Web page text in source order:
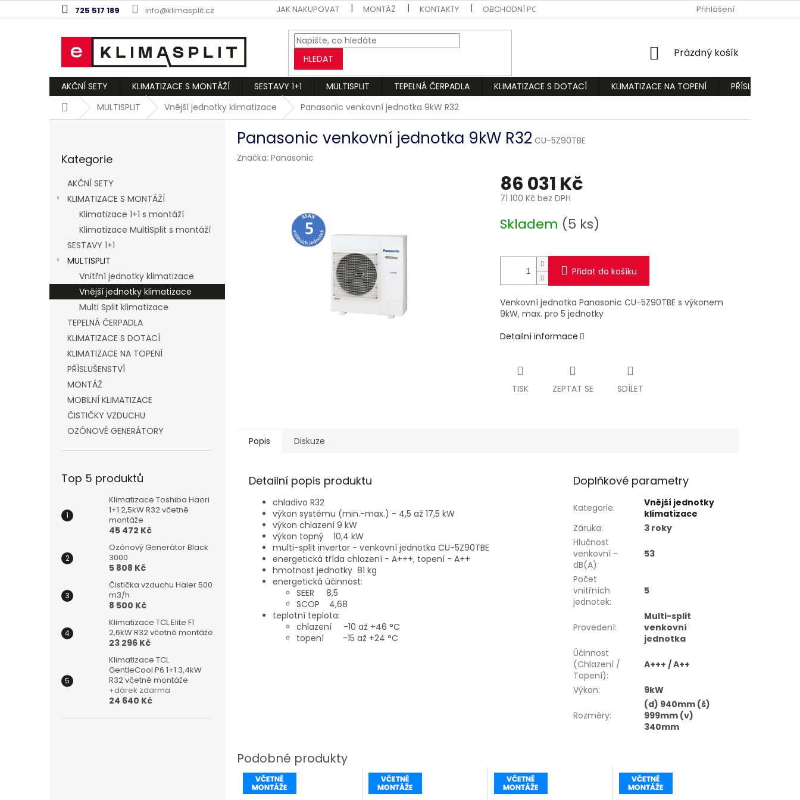
na
725 517 189 info@klimasplit.cz JAK NAKUPOVAT MONTÁŽ KONTAKTY OBCHODNÍ PODMÍNKY PODMÍNKY OCHRANY OSOBNÍCH ÚDAJŮ
Přihlášení
HLEDAT
NÁKUPNÍ
Prázdný košík
AKČNÍ SETY KLIMATIZACE S MONTÁŽÍ SESTAVY 1+1 MULTISPLIT TEPELNÁ ČERPADLA KLIMATIZACE S DOTACÍ KLIMATIZACE NA TOPENÍ
PŘÍSLUŠENSTVÍ
DomůMULTISPLIT Vnější jednotky klimatizace Panasonic venkovní jednotka 9kW R32
e
l
kategorie
Kategorie
AKČNÍ SETY
KLIMATIZACE S MONTÁŽÍ
Klimatizace 1+1 s montáží
Klimatizace MultiSplit s montáží
SESTAVY 1+1
MULTISPLIT
Vnitřní jednotky klimatizace
Vnější jednotky klimatizace
Multi Split klimatizace
TEPELNÁ ČERPADLA
KLIMATIZACE S DOTACÍ
KLIMATIZACE NA TOPENÍ
PŘÍSLUŠENSTVÍ
MONTÁŽ
MOBILNÍ KLIMATIZACE
ČISTIČKY VZDUCHU
OZÓNOVÉ GENERÁTORY
Top 5 produktů
Klimatizace Toshiba Haori
1+1 2,5kW R32 včetně
montáže
45 472 Kč
Ozónový Generátor Black
3000
5 808 Kč
Čistička vzduchu Haier 500
m3/h
8 500 Kč
Klimatizace TCL Elite F1
2,6kW R32 včetně montáže
23 296 Kč
Klimatizace TCL
GentleCool P6 1+1 3,4kW
R32 včetně montáže
+dárek zdarma
24 640 Kč
Panasonic venkovní jednotka 9kW R32 CU-5Z90TBE
Značka: Panasonic
86 031 Kč
71 100 Kč bez DPH
cena:
Skladem (5 ks)
Přidat do košíku
Venkovní jednotka Panasonic CU-5Z90TBE s výkonem
9kW, max. pro 5 jednotky
Detailní informace
TISK ZEPTAT SE SDÍLET
Popis Diskuze
Detailní popis produktu
chladivo R32
výkon systému (min.-max.) - 4,5 až 17,5 kW
výkon chlazení 9 kW
výkon topný 10,4 kW
multi-split invertor - venkovní jednotka CU-5Z90TBE
energetická třída chlazení - A+++, topení - A++
hmotnost jednotky 81 kg
energetická účinnost:
SEER 8,5
SCOP 4,68
teplotní teplota:
chlazení -10 až +46 °C
topení -15 až +24 °C
Doplňkové parametry
Kategorie:
Vnější jednotky
klimatizace
Záruka:
3 roky
Hlučnost
venkovní -
dB(A):
53
Počet
vnitřních
jednotek:
5
Provedení:
Multi-split
venkovní
jednotka
Účinnost
(Chlazení /
Topení):
A+++ / A++
Výkon: 9kW
Rozměry:
(d) 940mm (š)
999mm (v)
340mm